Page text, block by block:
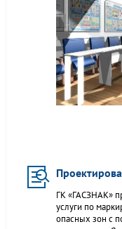
ГК «ГАСЗНАК»
услуги по
опасных зон с